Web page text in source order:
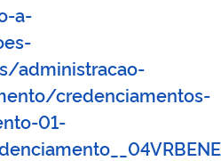
a-
administracao-
credenciamentos-
01-